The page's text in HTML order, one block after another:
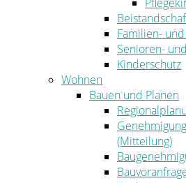
Familien-
Senioren-
Kinderschutz
Wohnen
Bauen und Planen
(Mitteilung)